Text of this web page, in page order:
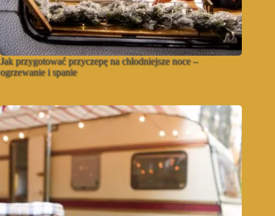
Jak przygotować przyczepę na chłodniejsze noce –
ogrzewanie i spanie